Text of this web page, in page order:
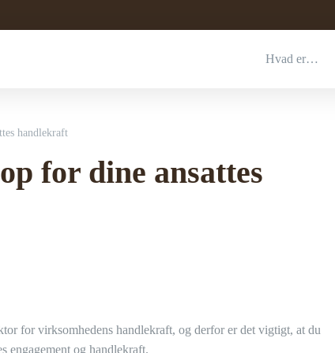
Hvad er…
handlekraft
for dine ansattes
for virksomhedens handlekraft, og derfor er det vigtigt, at du
engagement og handlekraft.